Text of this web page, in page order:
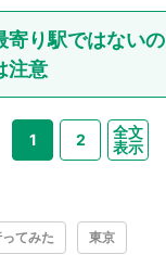
寄り駅ではないの
注意
1 2
全文
表示
てみた 東京